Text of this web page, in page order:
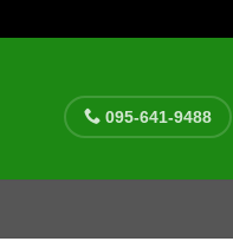
095-641-9488